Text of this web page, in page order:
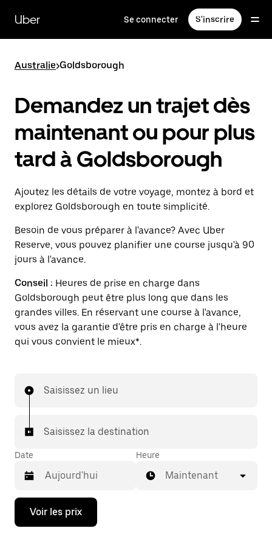
contenu
principal
Uber Se connecter S'inscrire
Australie>Goldsborough
Demandez un trajet dès
maintenant ou pour plus
tard à Goldsborough
Ajoutez les détails de votre voyage, montez à bord et
explorez Goldsborough en toute simplicité.
Besoin de vous préparer à l'avance? Avec Uber
Reserve, vous pouvez planifier une course jusqu'à 90
jours à l'avance.
Conseil : Heures de prise en charge dans
Goldsborough peut être plus long que dans les
grandes villes. En réservant une course à l'avance,
vous avez la garantie d'être pris en charge à l'heure
qui vous convient le mieux*.
Saisissez un lieu
Saisissez la destination
Date
Appuyez
la
Heure
Maintenant
Voir les prix